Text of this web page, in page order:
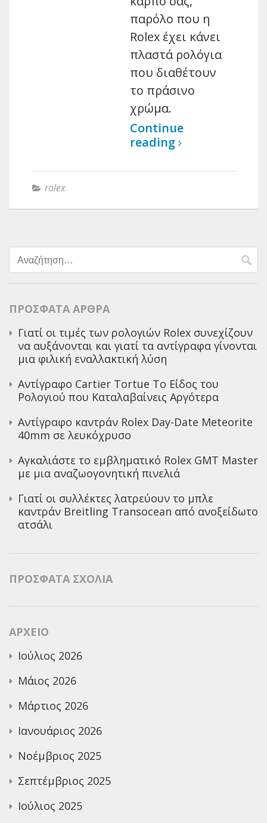
παρόλο που η
Rolex έχει κάνει
πλαστά ρολόγια
που διαθέτουν
το πράσινο
χρώμα.
Continue
reading
rolex
Αναζήτηση
για:
ΠΡΌΣΦΑΤΑ ΆΡΘΡΑ
Γιατί οι τιμές των ρολογιών Rolex συνεχίζουν
να αυξάνονται και γιατί τα αντίγραφα γίνονται
μια φιλική εναλλακτική λύση
Αντίγραφο Cartier Tortue Το Είδος του
Ρολογιού που Καταλαβαίνεις Αργότερα
Αντίγραφο καντράν Rolex Day-Date Meteorite
40mm σε λευκόχρυσο
Αγκαλιάστε το εμβληματικό Rolex GMT Master
με μια αναζωογονητική πινελιά
Γιατί οι συλλέκτες λατρεύουν το μπλε
καντράν Breitling Transocean από ανοξείδωτο
ατσάλι
ΠΡΌΣΦΑΤΑ ΣΧΌΛΙΑ
ΑΡΧΕΊΟ
Ιούλιος 2026
Μάιος 2026
Μάρτιος 2026
Ιανουάριος 2026
Νοέμβριος 2025
Σεπτέμβριος 2025
Ιούλιος 2025